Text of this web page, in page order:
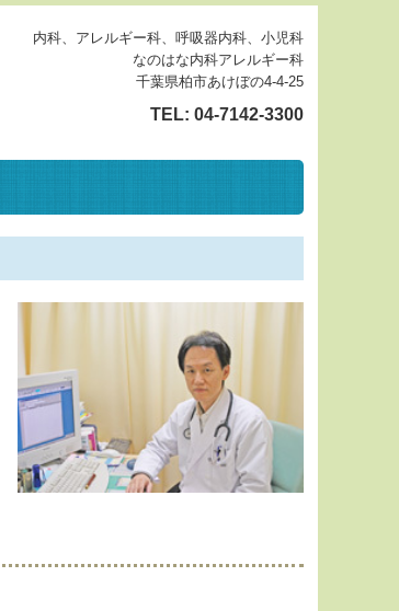
内科、アレルギー科、呼吸器内科、小児科
なのはな内科アレルギー科
千葉県柏市あけぼの4-4-25
TEL: 04-7142-3300